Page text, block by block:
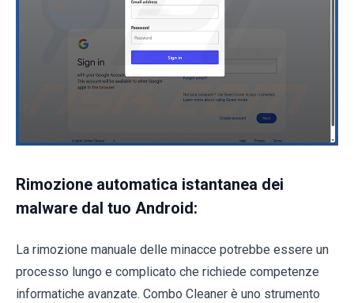
Rimozione automatica istantanea dei
malware dal tuo Android:
La rimozione manuale delle minacce potrebbe essere un
processo lungo e complicato che richiede competenze
informatiche avanzate. Combo Cleaner è uno strumento